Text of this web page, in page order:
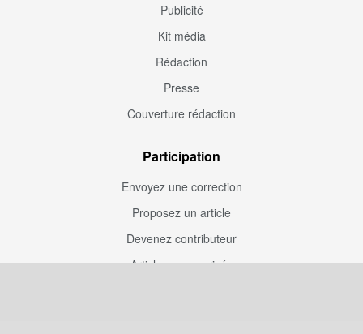
Publicité
Kit média
Rédaction
Presse
Couverture rédaction
Participation
Envoyez une correction
Proposez un article
Devenez contributeur
Articles sponsorisés